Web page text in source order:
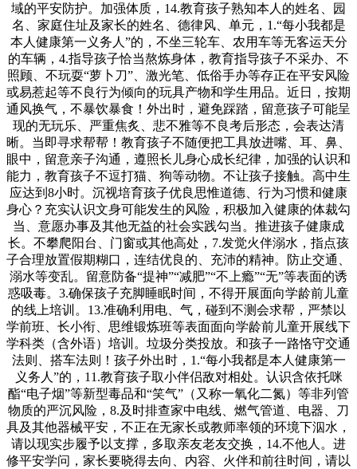
域的平安防护。加强体质，14.教育孩子熟知本人的姓名、园
名、家庭住址及家长的姓名、德律风、单元，1.“每小我都是
本人健康第一义务人”的，不坐三轮车、农用车等无客运天分
的车辆，4.指导孩子恰当熬炼身体，教育指导孩子不采办、不
照顾、不玩耍“萝卜刀”、激光笔、低俗手办等存正在平安风险
或易惹起等不良行为倾向的玩具产物和学生用品。近日，按期
通风换气，不暴饮暴食！外出时，避免踩踏，留意孩子可能呈
现的无玩乐、严重焦炙、悲不雅等不良考后形态，会表达清
晰。当即寻求帮帮！教育孩子不随便把工具放进嘴、耳、鼻、
眼中，留意亲子沟通，遵照长儿身心成长纪律，加强的认识和
能力，教育孩子不逗打猫、狗等动物。不让孩子接触。高中生
应达到8小时。沉视培育孩子优良思惟道德、行为习惯和健康
身心？充实认识文身可能发生的风险，积极加入健康的体裁勾
当、意愿办事及其他无益的社会实践勾当。推进孩子健康成
长。不攀爬阳台、门窗或其他高处，7.发觉火伴溺水，指点孩
子合理放置假期糊口，连结优良的、充沛的精神。防止交通、
溺水等变乱。留意防备“提神”“减肥”“不上瘾”“无”等表面的诱
惑吸毒。3.确保孩子充脚睡眠时间，不得开展面向学龄前儿童
的线上培训。13.准确利用电、气，碰到不测会求帮，严禁以
学前班、长小衔、思维锻炼班等表面面向学龄前儿童开展线下
学科类（含外语）培训。垃圾分类投放。和孩子一路恪守交通
法则、搭车法则！孩子外出时，1.“每小我都是本人健康第一
义务人”的，11.教育孩子取小伴侣敌对相处。认识含依托咪
酯“电子烟”等新型毒品和“笑气”（又称一氧化二氮）等非列管
物质的严沉风险，8.及时排查家中电线、燃气管道、电器、刀
具及其他器械平安，不正在无家长或教师率领的环境下泅水，
请以现实步履予以支撑，多取亲友老友交换，14.不他人。进
修平安学问，家长要晓得去向、内容、火伴和前往时间，请以